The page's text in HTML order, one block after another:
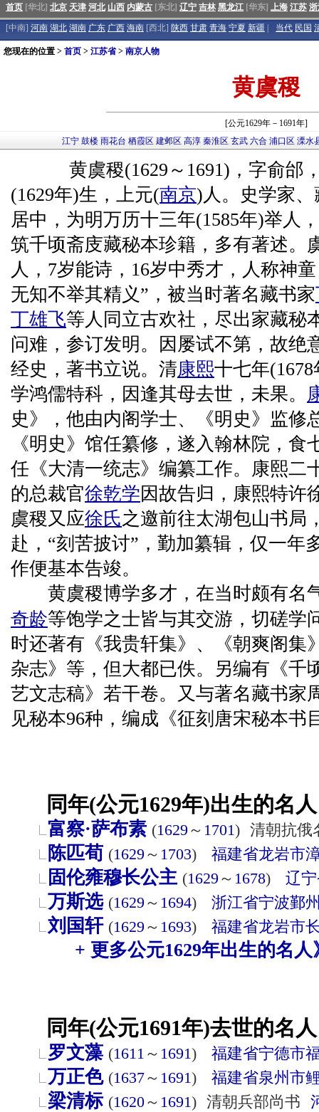
首页 [华北] 北京 天津 河北 山西 内蒙古 [东北] 辽宁 吉林 黑龙江 [华东] 上海 江苏
[中南] 河南 湖北 湖南 广东 广西 海南 [西北] 陕西 甘肃 青海 宁夏 新疆 当代 民国
您现在的位置 > 首页 > 江苏省> 南京人物
黄虞稷
[公元1629年－1691年]
江宁 鼓楼 雨花台 栖霞区 建邺区 高淳 秦淮区 玄武 六合 浦口区 溧水
黄虞稷(1629～1691)，字俞邰
(1629年)生，上元(南京)人。史学家
居中，为明万历十三年(1585年)举人
筑千顷斋庋藏秘本珍籍，多有著述。
人，7岁能诗，16岁中秀才，人称神
无知不举其精义”，被当时著名藏书家
丁雄飞等人同立古欢社，尽出家藏秘
问难，参订发明。因屡试不第，故绝
经史，著书立说。清康熙十七年
学鸿儒特科，因逢其母去世，未果。
史》，他由内阁学士、《明史》监修
《明史》馆任纂修，遂入翰林院，
任《大清一统志》编纂工作。康熙二
的总裁官徐乾学因故告归，康熙特许
虞稷又应徐氏之邀前往太湖包山书局
赴，“刻苦披讨”，勤加纂辑，仅一年
作便基本告竣。
黄虞稷博学多才，在当时颇有名
奇龄等饱学之士皆与其交游，切磋学
时还著有《我贵轩集》、《朝爽阁集
杂志》等，但大都已佚。另编有《千
艺文志稿》若干卷。又与著名藏书家
见秘本96种，编成《征刻唐宋秘本书
同年(公元1629年)出生的名
富察·萨布素 (1629 ～ 1701) 清朝抗俄
陈匹荀 (1629 ～ 1703) 福建省龙岩市
固伦雍穆长公主 (1629 ～ 1678) 辽
万斯选 (1629 ～ 1694) 浙江省宁波鄞
刘国轩 (1629 ～ 1693) 福建省龙岩市
+ 更多公元1629年出生的名人
同年(公元1691年)去世的名
罗文藻 (1611 ～ 1691) 福建省宁德市
万正色 (1637～ 1691) 福建省泉州市
梁清标 (1620～ 1691) 清朝兵部尚书